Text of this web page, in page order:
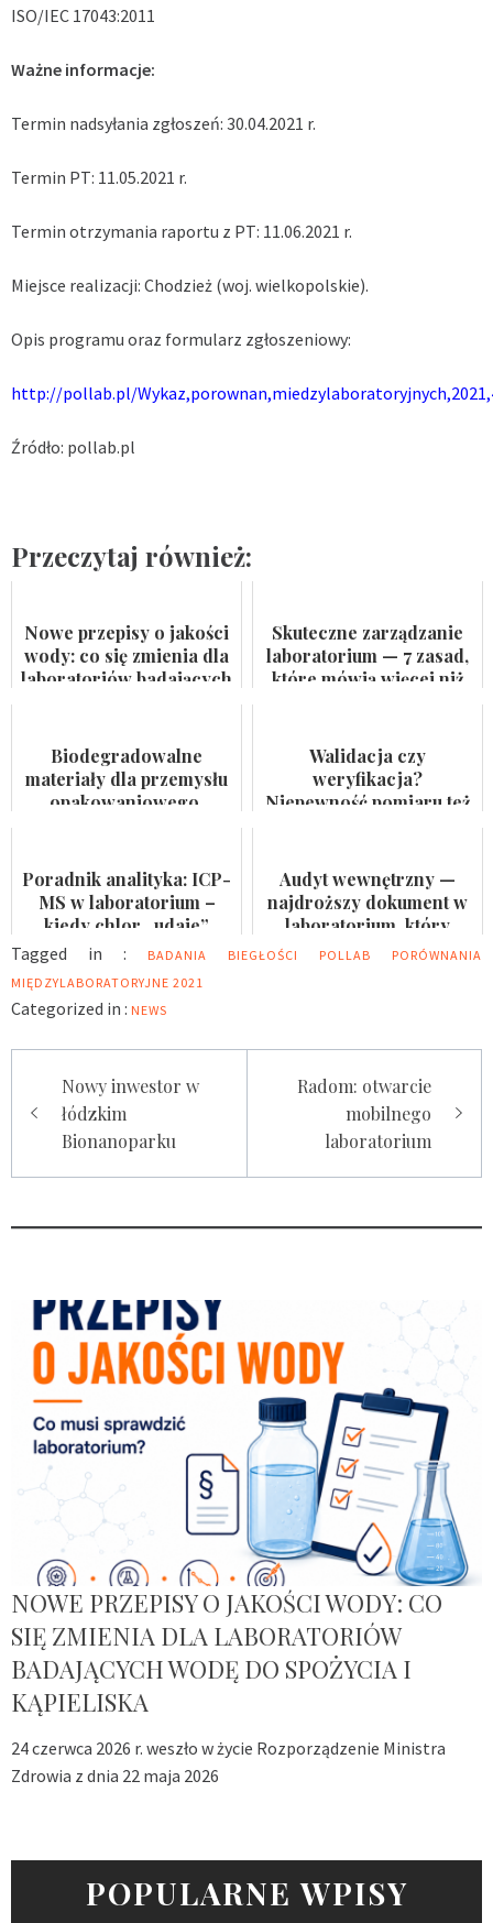
ISO/IEC 17043:2011
Ważne informacje:
Termin nadsyłania zgłoszeń: 30.04.2021 r.
Termin PT: 11.05.2021 r.
Termin otrzymania raportu z PT: 11.06.2021 r.
Miejsce realizacji: Chodzież (woj. wielkopolskie).
Opis programu oraz formularz zgłoszeniowy:
http://pollab.pl/
Źródło: pollab.pl
Przeczytaj również:
Nowe przepisy o jakości
wody: co się zmienia dla
laboratoriów badających
Skuteczne zarządzanie
laboratorium — 7 zasad,
które mówią więcej niż
Biodegradowalne
materiały dla przemysłu
opakowaniowego.
Walidacja czy
weryfikacja?
Niepewność pomiaru też
Poradnik analityka: ICP-
MS w laboratorium –
kiedy chlor „udaje”
arsen?
Audyt wewnętrzny —
najdroższy dokument w
laboratorium, który
nikomu się nie przydaje
Tagged in : BADANIA BIEGŁOŚCI POLLAB
PORÓWNANIA
MIĘDZYLABORATORYJNE 2021
Categorized in : NEWS
wpisu
Nowy inwestor w
łódzkim
Bionanoparku
Radom: otwarcie
mobilnego
laboratorium
NOWE PRZEPISY O JAKOŚCI WODY: CO
SIĘ ZMIENIA DLA LABORATORIÓW
BADAJĄCYCH WODĘ DO SPOŻYCIA I
KĄPIELISKA
24 czerwca 2026 r. weszło w życie Rozporządzenie Ministra
Zdrowia z dnia 22 maja 2026
POPULARNE WPISY